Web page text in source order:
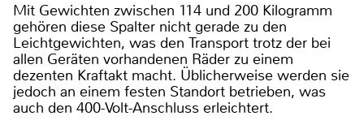
Mit Gewichten zwischen 114 und 200 Kilogramm
gehören diese Spalter nicht gerade zu den
Leichtgewichten, was den Transport trotz der bei
allen Geräten vorhandenen Räder zu einem
dezenten Kraftakt macht. Üblicherweise werden sie
jedoch an einem festen Standort betrieben, was
auch den 400-Volt-Anschluss erleichtert.